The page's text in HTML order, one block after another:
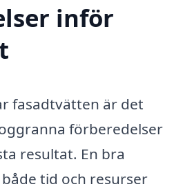
inför
fasadtvätten är det
förberedelser
resultat. En bra
tid och resurser